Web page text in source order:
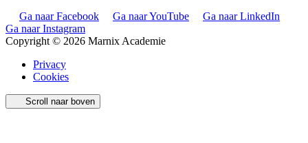
Ga naar Facebook Ga naar YouTube
Ga naar LinkedIn
Ga naar Instagram
Copyright © 2026 Marnix Academie
Privacy
Cookies
Scroll naar boven